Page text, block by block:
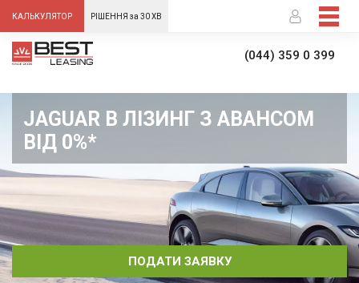
КАЛЬКУЛЯТОР РІШЕННЯ за 30 ХВ
(044) 359 0 399
JAGUAR В ЛІЗИНГ З АВАНСОМ
ВІД 0%*
ПОДАТИ ЗАЯВКУ